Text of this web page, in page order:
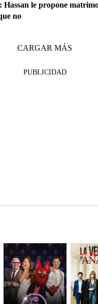
le propone
no
CARGAR MÁS
PUBLICIDAD